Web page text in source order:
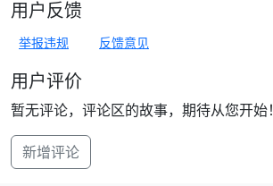
用户反馈
举报违规 反馈意见
用户评价
暂无评论，评论区的故事，期待从您开始！
新增评论